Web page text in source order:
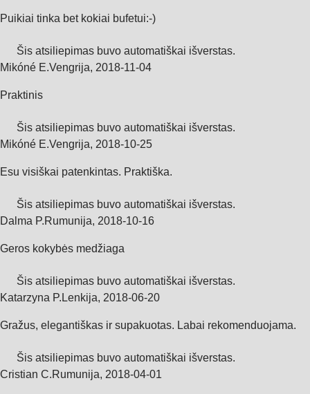
Puikiai tinka bet kokiai bufetui:-)
Šis atsiliepimas buvo automatiškai išverstas.
Mikóné E.Vengrija, 2018‑11‑04
Praktinis
Šis atsiliepimas buvo automatiškai išverstas.
Mikóné E.Vengrija, 2018‑10‑25
Esu visiškai patenkintas. Praktiška.
Šis atsiliepimas buvo automatiškai išverstas.
Dalma P.Rumunija, 2018‑10‑16
Geros kokybės medžiaga
Šis atsiliepimas buvo automatiškai išverstas.
Katarzyna P.Lenkija, 2018‑06‑20
Gražus, elegantiškas ir supakuotas. Labai rekomenduojama.
Šis atsiliepimas buvo automatiškai išverstas.
Cristian C.Rumunija, 2018‑04‑01